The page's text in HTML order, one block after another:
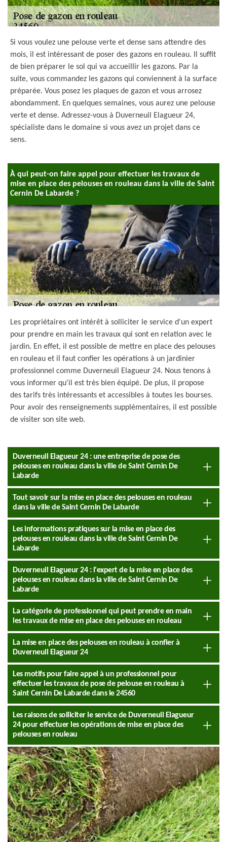
Si vous voulez une pelouse verte et dense sans attendre des
mois, il est intéressant de poser des gazons en rouleau. Il suffit
de bien préparer le sol qui va accueillir les gazons. Par la
suite, vous commandez les gazons qui conviennent à la surface
préparée. Vous posez les plaques de gazon et vous arrosez
abondamment. En quelques semaines, vous aurez une pelouse
verte et dense. Adressez-vous à Duverneuil Elagueur 24,
spécialiste dans le domaine si vous avez un projet dans ce
sens.
À qui peut-on faire appel pour effectuer les travaux de
mise en place des pelouses en rouleau dans la ville de Saint
Cernin De Labarde ?
Les propriétaires ont intérêt à solliciter le service d'un expert
pour prendre en main les travaux qui sont en relation avec le
jardin. En effet, il est possible de mettre en place des pelouses
en rouleau et il faut confier les opérations à un jardinier
professionnel comme Duverneuil Elagueur 24. Nous tenons à
vous informer qu'il est très bien équipé. De plus, il propose
des tarifs très intéressants et accessibles à toutes les bourses.
Pour avoir des renseignements supplémentaires, il est possible
de visiter son site web.
Duverneuil Elagueur 24 : une entreprise de pose des
pelouses en rouleau dans la ville de Saint Cernin De
Labarde
Tout savoir sur la mise en place des pelouses en rouleau
dans la ville de Saint Cernin De Labarde
Les informations pratiques sur la mise en place des
pelouses en rouleau dans la ville de Saint Cernin De
Labarde
Duverneuil Elagueur 24 : l'expert de la mise en place des
pelouses en rouleau dans la ville de Saint Cernin De
Labarde
La catégorie de professionnel qui peut prendre en main
les travaux de mise en place des pelouses en rouleau
La mise en place des pelouses en rouleau à confier à
Duverneuil Elagueur 24
Les motifs pour faire appel à un professionnel pour
effectuer les travaux de pose de pelouse en rouleau à
Saint Cernin De Labarde dans le 24560
Les raisons de solliciter le service de Duverneuil Elagueur
24 pour effectuer les opérations de mise en place des
pelouses en rouleau